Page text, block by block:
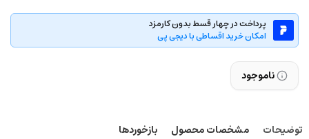
پرداخت در چهار قسط بدون کارمزد
امکان خرید اقساطی با دیجی پی
ناموجود
توضیحات مشخصات محصول بازخوردها